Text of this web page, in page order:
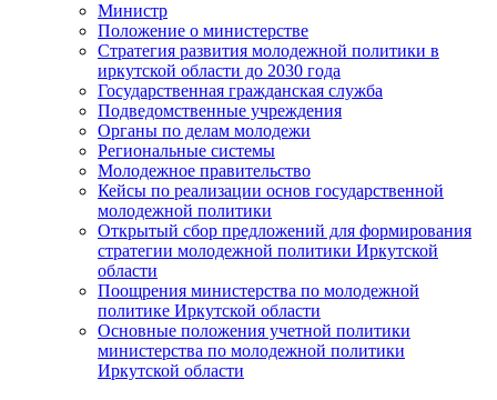
Министр
Положение о министерстве
Стратегия развития молодежной политики в
иркутской области до 2030 года
Государственная гражданская служба
Подведомственные учреждения
Органы по делам молодежи
Региональные системы
Молодежное правительство
Кейсы по реализации основ государственной
молодежной политики
Открытый сбор предложений для формирования
стратегии молодежной политики Иркутской
области
Поощрения министерства по молодежной
политике Иркутской области
Основные положения учетной политики
министерства по молодежной политики
Иркутской области